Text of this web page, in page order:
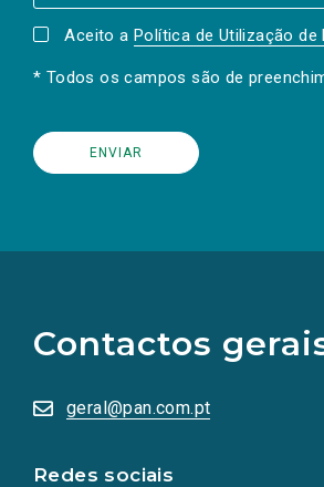
Aceito a Política de Utilização de
* Todos os campos são de
Contactos
geral@pan.com.pt
Redes sociais
redes
sociais
numa
nova